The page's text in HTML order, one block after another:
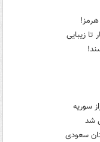
تا زیبایی
سوریه
شد
سعودی